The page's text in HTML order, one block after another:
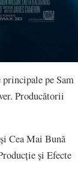
pe Sam
Producătorii
Cea Mai Bună
şi Efecte